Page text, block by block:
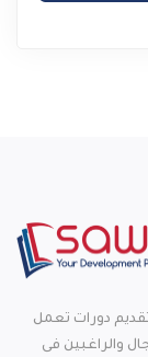
دورات تعمل
والراغبين فى